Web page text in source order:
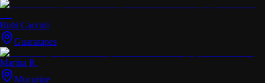
Rubi Caccini
Guararapes
Marina R.
Mucuripe